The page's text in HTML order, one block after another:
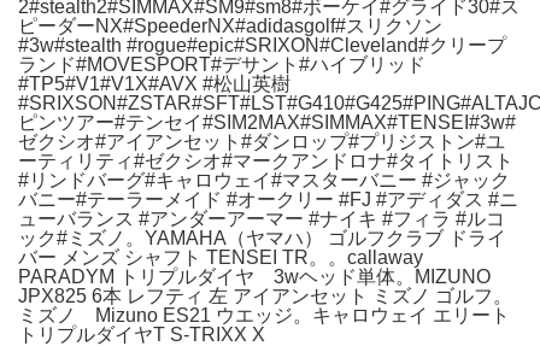
2#stealth2#SIMMAX#SM9#sm8#ボーケイ#グライド30#ス
ピーダーNX#SpeederNX#adidasgolf#スリクソン
#3w#stealth #rogue#epic#SRIXON#Cleveland#クリープ
ランド#MOVESPORT#デサント#ハイブリッド
#TP5#V1#V1X#AVX #松山英樹
ピンツアー#テンセイ#SIM2MAX#SIMMAX#TENSEI#3w#
ゼクシオ#アイアンセット#ダンロップ#プリジストン#ユ
ーティリティ#ゼクシオ#マークアンドロナ#タイトリスト
#リンドバーグ#キャロウェイ#マスターバニー #ジャック
バニー#テーラーメイド #オークリー #FJ #アディダス #ニ
ューバランス #アンダーアーマー #ナイキ #フィラ #ルコ
ック#ミズノ。YAMAHA（ヤマハ） ゴルフクラブ ドライ
バー メンズ シャフト TENSEI TR。。callaway
PARADYM トリプルダイヤ 3wヘッド単体。MIZUNO
JPX825 6本 レフティ 左 アイアンセット ミズノ ゴルフ。
ミズノ Mizuno ES21 ウエッジ。キャロウェイ エリート
トリプルダイヤT S-TRIXX X